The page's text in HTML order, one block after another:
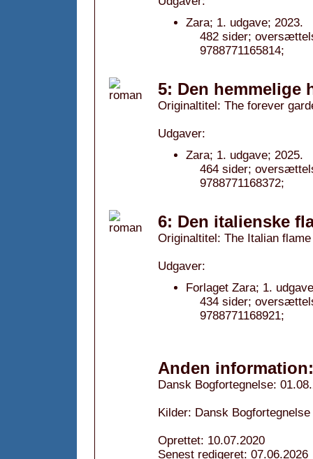
Zara; 1. udgave; 2023.
482 sider;
9788771165814;
5: Den hemmelige
Originaltitel: The forever
Udgaver:
Zara; 1. udgave; 2025.
464 sider;
9788771168372;
6: Den italienske
Originaltitel: The Italian flame
Udgaver:
Forlaget Zara; 1.
434 sider;
9788771168921;
Anden information:
Dansk Bogfortegnelse:
Kilder: Dansk Bogfortegnelse
Oprettet: 10.07.2020
Senest redigeret: 07.06.2026